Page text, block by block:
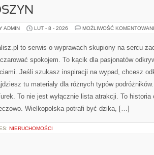
ADMIN LUT - 8 - 2026 MOŻLIWOŚĆ
to serwis o wyprawach skupiony na sercu
spokojem. To kącik dla pasjonatów
Jeśli szukasz inspiracji na wypad, chcesz
tu materiały dla różnych typów
To nie jest wyłącznie lista atrakcji. To historia
Wielkopolska potrafi być dzika, […]
NIERUCHOMOŚCI